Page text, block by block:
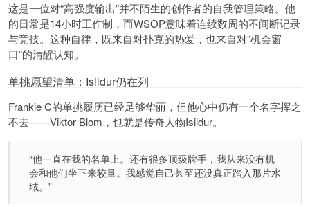
这是一位对“高强度输出”并不陌生的创作者的自我管理策略。他
的日常是14小时工作制，而WSOP意味着连续数周的不间断记录
与竞技。这种自律，既来自对扑克的热爱，也来自对“机会窗
口”的清醒认知。
单挑愿望清单：Isildur仍在列
Frankie C的单挑履历已经足够华丽，但他心中仍有一个名字挥之
不去——Viktor Blom，也就是传奇人物Isildur。
“他一直在我的名单上。还有很多顶级牌手，我从来没有机
会和他们坐下来较量。我感觉自己甚至还没真正踏入那片水
域。”